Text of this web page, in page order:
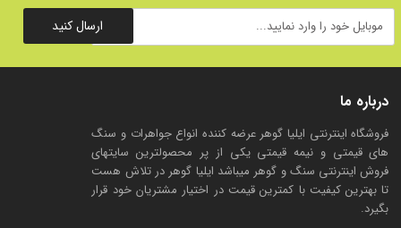
درباره ما
فروشگاه اینترنتی ایلیا گوهر عرضه کننده انواع جواهرات و سنگ
های قیمتی و نیمه قیمتی یکی از پر محصولترین سایتهای
فروش اینترنتی سنگ و گوهر میباشد ایلیا گوهر در تلاش هست
تا بهترین کیفیت با کمترین قیمت در اختیار مشتریان خود قرار
بگیرد.
ارسال کنید